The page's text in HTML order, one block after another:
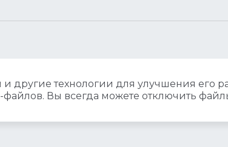
и другие технологии для улучшения его
Вы всегда можете отключить